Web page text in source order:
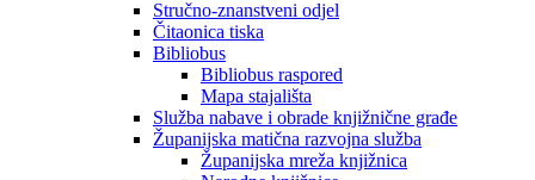
Stručno-znanstveni odjel
Čitaonica tiska
Bibliobus
Bibliobus raspored
Mapa stajališta
Služba nabave i obrade knjižnične građe
Županijska matična razvojna služba
Županijska mreža knjižnica